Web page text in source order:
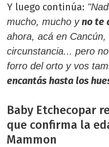
Y luego continúa:
mucho, mucho yno te
ahora, acá en
circunstancia... pero
forro del orto y vos
encantás hasta los
Baby Etchecopar
que confirma la
Mammon